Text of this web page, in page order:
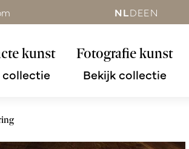
NLDEEN
kunst
collectie
Fotografie kunst
Bekijk collectie